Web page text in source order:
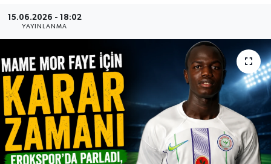
15.06.2026 - 18:02
YAYINLANMA